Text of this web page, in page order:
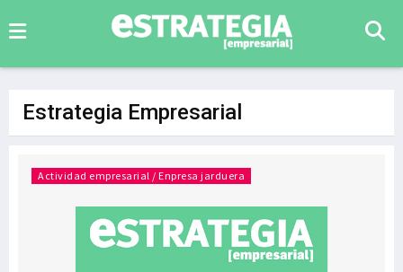
Estrategia Empresarial
Actividad empresarial / Enpresa jarduera